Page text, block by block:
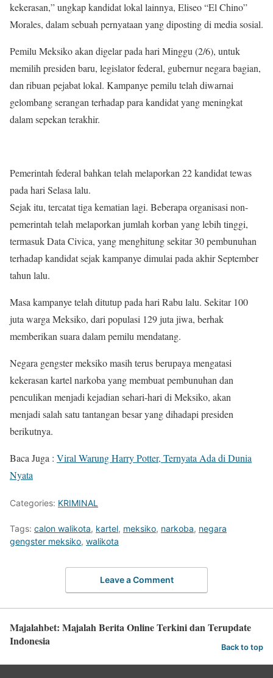
kekerasan,” ungkap kandidat lokal lainnya, Eliseo “El Chino”
Morales, dalam sebuah pernyataan yang diposting di media sosial.
Pemilu Meksiko akan digelar pada hari Minggu (2/6), untuk
memilih presiden baru, legislator federal, gubernur negara bagian,
dan ribuan pejabat lokal. Kampanye pemilu telah diwarnai
gelombang serangan terhadap para kandidat yang meningkat
dalam sepekan terakhir.
Pemerintah federal bahkan telah melaporkan 22 kandidat tewas
pada hari Selasa lalu.
Sejak itu, tercatat tiga kematian lagi. Beberapa organisasi non-
pemerintah telah melaporkan jumlah korban yang lebih tinggi,
termasuk Data Civica, yang menghitung sekitar 30 pembunuhan
terhadap kandidat sejak kampanye dimulai pada akhir September
tahun lalu.
Masa kampanye telah ditutup pada hari Rabu lalu. Sekitar 100
juta warga Meksiko, dari populasi 129 juta jiwa, berhak
memberikan suara dalam pemilu mendatang.
Negara gengster meksiko masih terus berupaya mengatasi
kekerasan kartel narkoba yang membuat pembunuhan dan
penculikan menjadi kejadian sehari-hari di Meksiko, akan
menjadi salah satu tantangan besar yang dihadapi presiden
berikutnya.
Baca Juga : Viral Warung Harry Potter, Ternyata Ada di Dunia
Nyata
Categories: KRIMINAL
Tags: calon walikota, kartel, meksiko, narkoba, negara
gengster meksiko, walikota
Leave a Comment
Majalahbet: Majalah Berita Online Terkini dan Terupdate
Indonesia
Back to top